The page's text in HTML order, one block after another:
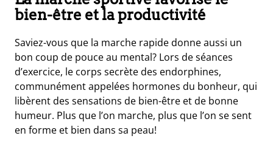
bien-être et la productivité
Saviez-vous que la marche rapide donne aussi un
bon coup de pouce au mental? Lors de séances
d’exercice, le corps secrète des endorphines,
communément appelées hormones du bonheur, qui
libèrent des sensations de bien-être et de bonne
humeur. Plus que l’on marche, plus que l’on se sent
en forme et bien dans sa peau!